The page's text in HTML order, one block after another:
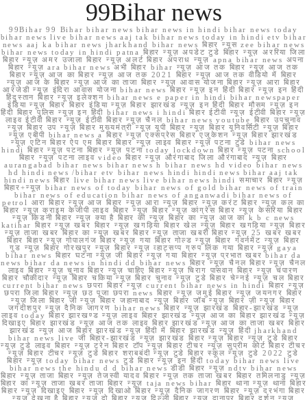
99Bihar news
99Bihar 99 Bihar bihar news bihar news in hindi bihar news today
bihar news live bihar news aaj tak bihar news today in hindi etv bihar
news aaj ka bihar news jharkhand bihar news बिहार न्यूस zee bihar news
bihar news today in hindi patna बिहार न्यूज़ अपडेट टुडे बिहार न्यूज़ अररिया जिला
बिहार न्यूज़ अमर उजाला बिहार न्यूज़ अलर्ट बिहार अपराध न्यूज़ apna bihar news अपना
बिहार न्यूज़ ara bihar news अभी बिहार bihar न्यूज़ आज तक बिहार न्यूज़ आज तक
बिहार न्यूज़ आज का बिहार न्यूज़ आज तक 2021 बिहार न्यूज़ आज तक वीडियो में बिहार
न्यूज़ आज के बिहार न्यूज़ आज का ताजा बिहार न्यूज़ आवास योजना बिहार न्यूज़ आरा बिहार
आरजेडी न्यूज़ इंदिरा आवास योजना bihar news बिहार न्यूज़ इन हिंदी बिहार न्यूज़ इन हिंदी
हिंदुस्तान बिहार न्यूज़ इलेक्शन bihar news e paper in hindi bihar newspaper
इंडिया न्यूज़ बिहार बिहार इंडिया न्यूज़ बिहार झारखंड न्यूज़ इन हिंदी बिहार मौसम न्यूज़ इन
हिंदी बिहार पुलिस न्यूज़ इन हिंदी bihar news i hindi बिहार ईटीवी न्यूज़ ईटीवी बिहार न्यूज़
लाइव ईटीवी बिहार न्यूज़ ईटीवी बिहार न्यूज़ चैनल bihar news youtube बिहार उपचुनाव
न्यूज़ बिहार उप न्यूज़ बिहार मुख्यमंत्री न्यूज़ यूपी बिहार न्यूज़ बिहार यूनिवर्सिटी न्यूज़ बिहार
न्यूज़ एबीपी bihar news a बिहार न्यूज़ एक्सप्रेस बिहार एजुकेशन न्यूज़ बिहार झारखंड
न्यूज़ एटिन बिहार ऐप एम बिहार बिहार न्यूज़ लाइव बिहार न्यूज़ पटना टुडे bihar news
hindi बिहार न्यूज़ पटना बिहार न्यूज़ पटना today lockdown बिहार न्यूज़ पटना school
बिहार न्यूज़ पटना लाइव video बिहार न्यूज़ औरंगाबाद जिला औरंगाबाद न्यूज़ बिहार
aurangabad bihar news bihar news h bihar news hd video bihar news
hd hindi news /bihar etv bihar news hindi hindi news bihar aaj tak
hindi news बिहार live bihar news live bihar news hindi समाचार बिहार न्यूज़
बिहार+न्यूज़ bihar news of today bihar news of gold bihar news of train
bihar news of education bihar news of anganwadi bihar news of
petrol आरा बिहार न्यूज़ आज बिहार न्यूज़ आरा न्यूज़ बिहार न्यूज़ करंट बिहार न्यूज़ कल का
बिहार न्यूज़ क्राइम केजीपी लाइव बिहार न्यूज़ बिहार न्यूज़ कांग्रेस बिहार न्यूज़ केसरिया बिहार
न्यूज़ किडनी बिहार न्यूज़ क्या है बिहार की न्यूज़ बिहार का न्यूज़ आज का k b c news
katihar बिहार न्यूज़ खबर बिहार न्यूज़ खगड़िया बिहार खेल न्यूज़ बिहार खगड़िया न्यूज़ बिहार
न्यूज़ ताजा खबर बिहार का न्यूज़ खबर बिहार न्यूज़ ताजा खबरी बिहार न्यूज़ 25 खबर खबर
बिहार बिहार न्यूज़ गोपालगंज बिहार न्यूज़ गया बिहार गोल्ड न्यूज़ बिहार गवर्नमेंट न्यूज़ बिहार
गुड न्यूज़ बिहार गोरखपुर न्यूज़ बिहार न्यूज़ व्हाट्सप्प ग्रुप लिंक गया बिहार न्यूज़ gaya
bihar news बिहार घटना न्यूज़ जी बिहार न्यूज़ गया बिहार न्यूज़ प्रभात खबर bihar da
news bihar da news in hindi dd bihar news बिहार न्यूज़ चैनल बिहार न्यूज़ चैनल
लाइव बिहार न्यूज़ चुनाव बिहार न्यूज़ चाहिए बिहार न्यूज़ चिराग पासवान बिहार न्यूज़ चंपारण
बिहार चौकीदार न्यूज़ बिहार चकिया न्यूज़ बिहार चुनाव न्यूज़ टुडे बिहार चेन्नई न्यूज़ चल बिहार
current bihar news छपरा बिहार न्यूज़ current bihar news in hindi बिहार न्यूज़
छपरा जिला बिहार न्यूज़ छठ पूजा छपरा news बिहार न्यूज़ जमुई बिहार न्यूज़ जयनगर बिहार
न्यूज़ जिला बिहार जी न्यूज़ बिहार जहानाबाद न्यूज़ बिहार जॉब न्यूज़ बिहार ज़ी न्यूज़ बिहार
जगदीशपुर न्यूज़ दैनिक जागरण bihar news बिहार न्यूज़ झारखंड बिहार-झारखंड न्यूज़
लाइव today बिहार झारखण्ड न्यूज़ लाइव बिहार झारखंड न्यूज़ आज का बिहार झारखंड न्यूज़
दिखाइए बिहार झारखंड न्यूज़ आज तक लाइव बिहार झारखंड न्यूज़ आज का ताजा खबर बिहार
झारखंड न्यूज़ आज बिहार झारखंड न्यूज़ हिंदी में बिहार झारखंड न्यूज़ हिंदी jharkhand
bihar news live जी बिहार-झारखंड न्यूज़ झारखंड बिहार न्यूज़ बिहार न्यूज़ टुडे बिहार
न्यूज़ टुडे लाइव बिहार न्यूज़ ट्रेन बिहार टॉप न्यूज़ बिहार टीचर न्यूज़ सुप्रीम कोर्ट बिहार टीचर
न्यूज़ बिहार टीचर न्यूज़ टुडे बिहार शराबबंदी न्यूज़ टुडे बिहार स्कूल न्यूज़ टुडे 2022 टुडे
बिहार न्यूज़ today bihar news टुडे बिहार न्यूज़ इन हिंदी today bihar news live
bihar news the hindu d d bihar news डीडी बिहार न्यूज़ ndtv bihar news
बिहार न्यूज़ ताजा बिहार न्यूज़ तेजस्वी यादव बिहार न्यूज़ तक ताजा खबर बिहार तमिलनाडु न्यूज़
बिहार का न्यूज़ ताजा खबर ताजा बिहार न्यूज़ taja news bihar बिहार थाना न्यूज़ थाना बिहार
बिहार न्यूज़ दिखाइए बिहार न्यूज़ दिखाओ बिहार न्यूज़ दैनिक जागरण बिहार न्यूज़ दरभंगा बिहार
न्यूज़ देखना है बिहार न्यूज़ दो बिहार न्यूज़ दिल्ली बिहार न्यूज़ दानापुर बिहार दर्शन न्यूज़